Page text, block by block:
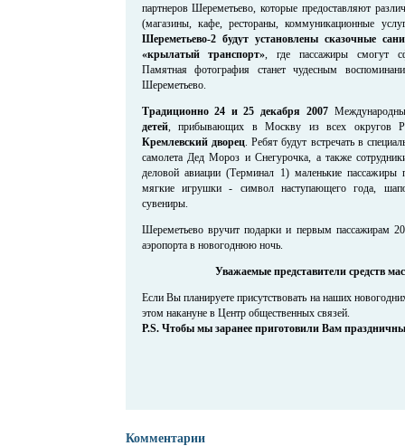
партнеров Шереметьево, которые предоставляют
(магазины, кафе, рестораны, коммуникационные
Шереметьево-2 будут установлены сказочные
«крылатый транспорт» , где пассажиры смогут
Памятная фотография станет чудесным
Шереметьево.
Традиционно 24 и 25 декабря 2007
детей, прибывающих в Москву из всех округов
Кремлевский дворец. Ребят будут встречать в
самолета Дед Мороз и Снегурочка, а также
деловой авиации (Терминал 1) маленькие
мягкие игрушки - символ наступающего года,
сувениры.
Шереметьево вручит подарки и первым пассажирам
аэропорта в новогоднюю ночь.
Уважаемые представители средств
Если Вы планируете присутствовать на наших
этом накануне в Центр общественных связей.
Р.S. Чтобы мы заранее приготовили Вам
Комментарии